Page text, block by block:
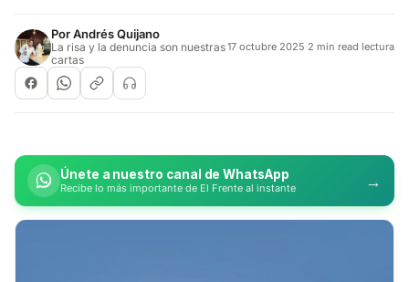
PorAndrés Quijano
La risa y la denuncia son nuestras
cartas
17 octubre 2025·2 min read lectura
Únete a nuestro canal de WhatsApp
Recibe lo más importante de El Frente al instante →